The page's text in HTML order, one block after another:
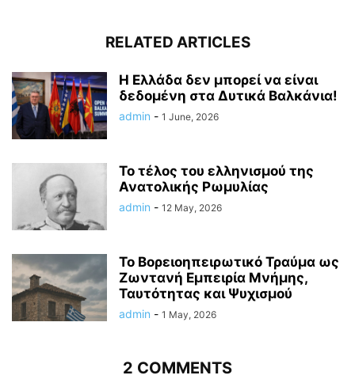
RELATED ARTICLES
Η Ελλάδα δεν μπορεί να είναι
δεδομένη στα Δυτικά Βαλκάνια!
admin - 1 June, 2026
Το τέλος του ελληνισμού της
Ανατολικής Ρωμυλίας
admin - 12 May, 2026
Το Βορειοηπειρωτικό Τραύμα ως
Ζωντανή Εμπειρία Μνήμης,
Ταυτότητας και Ψυχισμού
admin - 1 May, 2026
2 COMMENTS